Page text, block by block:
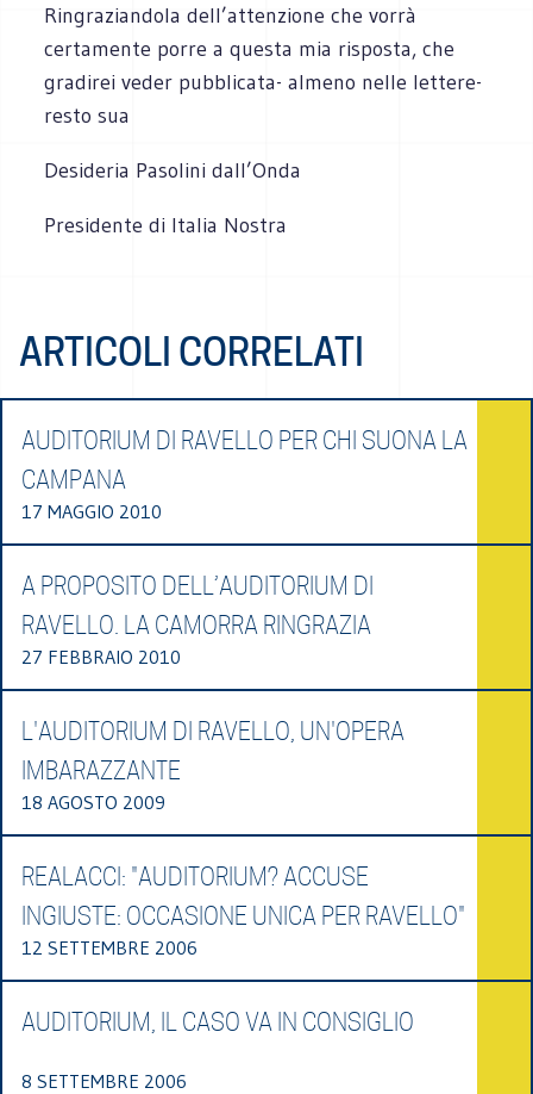
Ringraziandola dell’attenzione che vorrà
certamente porre a questa mia risposta, che
gradirei veder pubblicata- almeno nelle lettere-
resto sua
Desideria Pasolini dall’Onda
Presidente di Italia Nostra
ARTICOLI CORRELATI
AUDITORIUM DI RAVELLO PER CHI SUONA LA
CAMPANA
17 MAGGIO 2010
A PROPOSITO DELL’AUDITORIUM DI
RAVELLO. LA CAMORRA RINGRAZIA
27 FEBBRAIO 2010
L'AUDITORIUM DI RAVELLO, UN'OPERA
IMBARAZZANTE
18 AGOSTO 2009
REALACCI: "AUDITORIUM? ACCUSE
INGIUSTE: OCCASIONE UNICA PER RAVELLO"
12 SETTEMBRE 2006
AUDITORIUM, IL CASO VA IN CONSIGLIO
8 SETTEMBRE 2006